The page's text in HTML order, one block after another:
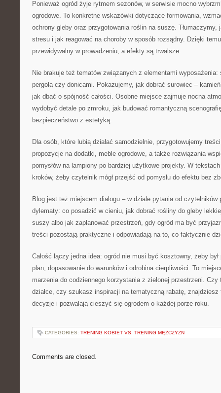
Ponieważ ogród żyje rytmem sezonów, w serwisie mocno
ogrodowe. To konkretne wskazówki dotyczące formowania,
ochrony gleby oraz przygotowania roślin na suszę. Tłumaczymy,
stresu i jak reagować na choroby w sposób rozsądny. Dzięki
przewidywalny w prowadzeniu, a efekty są trwalsze.
Nie brakuje też tematów związanych z elementami
pergolą czy donicami. Pokazujemy, jak dobrać surowiec –
jak dbać o spójność całości. Osobne miejsce zajmuje nocna
wydobyć detale po zmroku, jak budować romantyczną
bezpieczeństwo z estetyką.
Dla osób, które lubią działać samodzielnie, przygotowujemy
propozycje na dodatki, meble ogrodowe, a także rozwiązania
pomysłów na lampiony po bardziej użytkowe projekty. W
kroków, żeby czytelnik mógł przejść od pomysłu do efektu bez
Blog jest też miejscem dialogu – w dziale pytania od czytelników
dylematy: co posadzić w cieniu, jak dobrać rośliny do gleby
suszy albo jak zaplanować przestrzeń, gdy ogród ma być
treści pozostają praktyczne i odpowiadają na to, co faktycznie
Całość łączy jedna idea: ogród nie musi być kosztowny, żeby
plan, dopasowanie do warunków i odrobina cierpliwości. To
marzenia do codziennego korzystania z zielonej przestrzeni.
działce, czy szukasz inspiracji na tematyczną rabatę, znajdziesz
decyzje i pozwalają cieszyć się ogrodem o każdej porze roku.
CATEGORIES: TRENING KOBIET VS. TRENING MĘŻCZYZN
Comments are closed.